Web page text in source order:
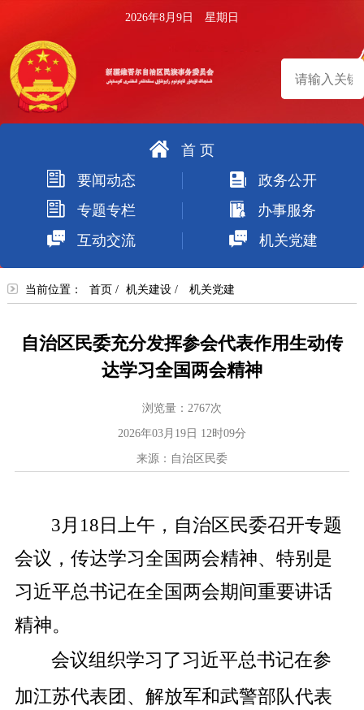
2026年8月9日 星期日
索
首 页
要闻动态
政务公开
专题专栏
办事服务
互动交流
机关党建
当前位置： 首页 / 机关建设/ 机关党建
自治区民委充分发挥参会代表作用生动传
达学习全国两会精神
浏览量： 2767次
2026年03月19日 12时09分
来源：自治区民委
3 月 18 日上午，自治区民委召开专题
会议，传达学习全国两会精神、特别是
习近平总书记在全国两会期间重要讲话
精神。
会议组织学习了习近平总书记在参
加江苏代表团、解放军和武警部队代表